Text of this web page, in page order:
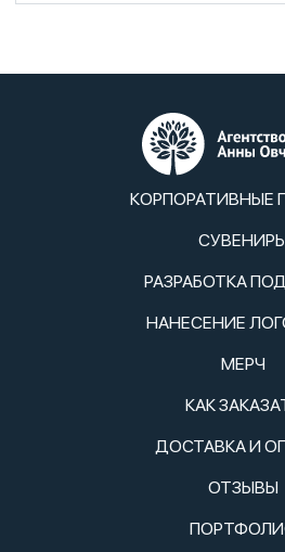
КОРПОРАТИВНЫЕ
РАЗРАБОТКА
НАНЕСЕНИЕ
МЕРЧ
КАК
ДОСТАВКА И
ОТЗЫВЫ